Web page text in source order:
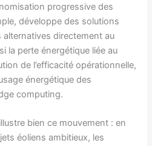
progressive des
développe des solutions
directement au
la perte énergétique liée au
de l’efficacité opérationnelle,
énergétique des
computing.
bien ce mouvement : en
éoliens ambitieux, les